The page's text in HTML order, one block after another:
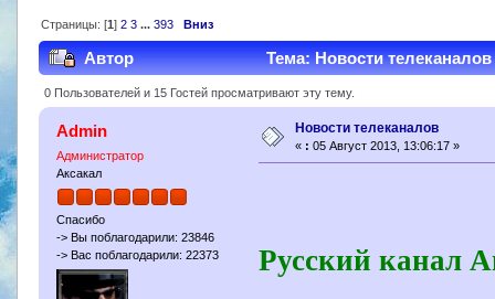
Страницы: [1] 2 3 ... 393 Вниз
Автор Тема: Новости
0 Пользователей и 15 Гостей просматривают эту тему.
Admin
Администратор
Аксакал
Спасибо
-> Вы поблагодарили: 23846
-> Вас поблагодарили: 22373
Новости телеканалов
« : 05 Август 2013, 13:06:17 »
Русский канал